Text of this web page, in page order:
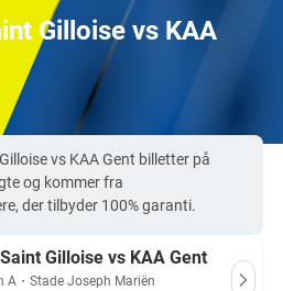
Gilloise vs KAA
vs KAA Gent billetter på
og kommer fra
der tilbyder 100% garanti.
Gilloise vs KAA Gent
A ・ Stade Joseph Mariën